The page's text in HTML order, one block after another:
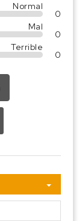
Normal
0
Mal
0
Terrible
0